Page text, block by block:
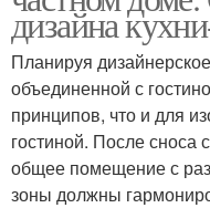
дизайна
Планируя
объединенной с
принципов, что и для
гостиной. После сноса
общее помещение с
зоны должны